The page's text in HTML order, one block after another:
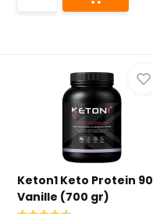
Keton1 Keto Protein 90
Vanille (700 gr)